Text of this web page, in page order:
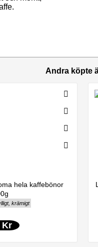
Andra köpte
hela kaffebönor
krämigt
Kr